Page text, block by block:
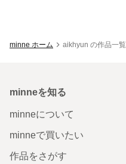
minne ホーム aikhyun の作品一覧
minneを知る
minneについて
minneで買いたい
作品をさがす